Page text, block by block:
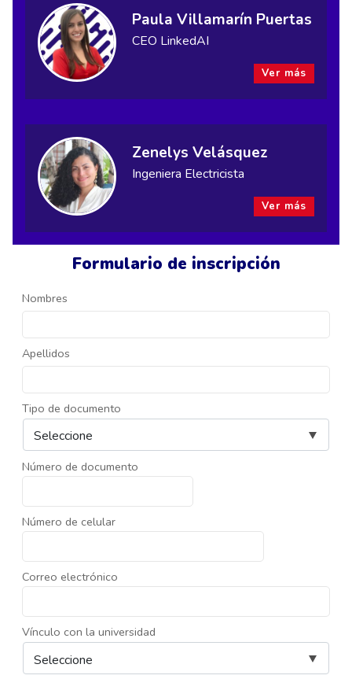
Formulario de inscripción
Nombres
Apellidos
Tipo de documento
Número de documento
Número de celular
Correo electrónico
Vínculo con la universidad
Paula Villamarín Puertas
CEO LinkedAI
Ver más
Zenelys Velásquez
Ingeniera Electricista
Ver más